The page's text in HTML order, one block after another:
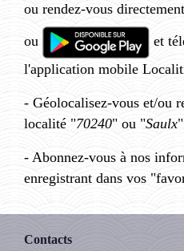
ou rendez-vous
ou
et
l'application mobile
- Géolocalisez-vous et/ou
localité "70240" ou "Saulx"
- Abonnez-vous à nos
enregistrant dans vos
Contacts